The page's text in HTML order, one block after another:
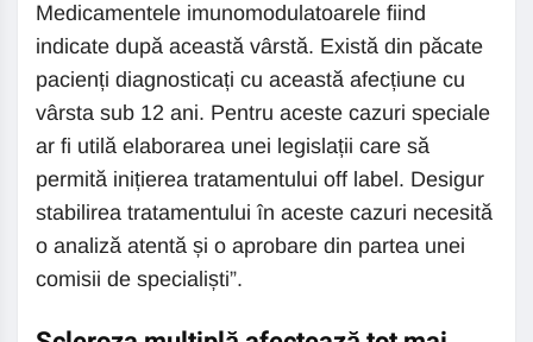
Medicamentele imunomodulatoarele fiind
indicate după această vârstă. Există din păcate
pacienți diagnosticați cu această afecțiune cu
vârsta sub 12 ani. Pentru aceste cazuri speciale
ar fi utilă elaborarea unei legislații care să
permită inițierea tratamentului off label. Desigur
stabilirea tratamentului în aceste cazuri necesită
o analiză atentă și o aprobare din partea unei
comisii de specialiști”.